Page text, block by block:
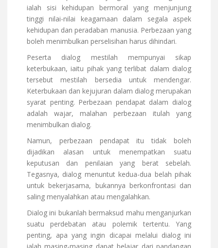
ialah sisi kehidupan bermoral yang menjunjung
tinggi nilai-nilai keagamaan dalam segala aspek
kehidupan dan peradaban manusia. Perbezaan yang
boleh menimbulkan perselisihan harus dihindari.
Peserta dialog mestilah mempunyai sikap
keterbukaan, iaitu pihak yang terlibat dalam dialog
tersebut mestilah bersedia untuk mendengar.
Keterbukaan dan kejujuran dalam dialog merupakan
syarat penting. Perbezaan pendapat dalam dialog
adalah wajar, malahan perbezaan itulah yang
menimbulkan dialog.
Namun, perbezaan pendapat itu tidak boleh
dijadikan alasan untuk menempatkan suatu
keputusan dan penilaian yang berat sebelah.
Tegasnya, dialog menuntut kedua-dua belah pihak
untuk bekerjasama, bukannya berkonfrontasi dan
saling menyalahkan atau mengalahkan.
Dialog ini bukanlah bermaksud mahu menganjurkan
suatu perdebatan atau polemik tertentu. Yang
penting, apa yang ingin dicapai melalui dialog ini